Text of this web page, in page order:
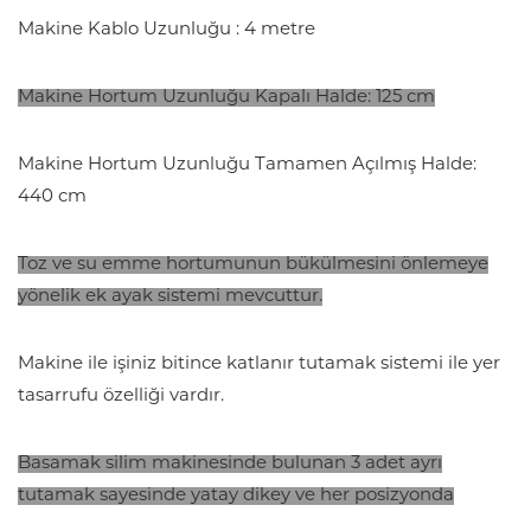
Makine Kablo Uzunluğu : 4 metre
Makine Hortum Uzunluğu Kapalı Halde: 125 cm
Makine Hortum Uzunluğu Tamamen Açılmış Halde:
440 cm
Toz ve su emme hortumunun bükülmesini önlemeye
yönelik ek ayak sistemi mevcuttur.
Makine ile işiniz bitince katlanır tutamak sistemi ile yer
tasarrufu özelliği vardır.
Basamak silim makinesinde bulunan 3 adet ayrı
tutamak sayesinde yatay dikey ve her posizyonda